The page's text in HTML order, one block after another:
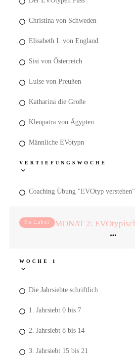
Christina von Schweden
Elisabeth I. von England
Sisi von Österreich
Luise von Preußen
Katharina die Große
Kleopatra von Ägypten
Männliche EVotypn
VERTIEFUNGSWOCHE
Coaching Übung "EVOtyp verstehen"
No Label MONAT 2:
WOCHE 1
Die Jahrsiebte schriftlich
1. Jahrsiebt 0 bis 7
2. Jahrsiebt 8 bis 14
3. Jahrsiebt 15 bis 21